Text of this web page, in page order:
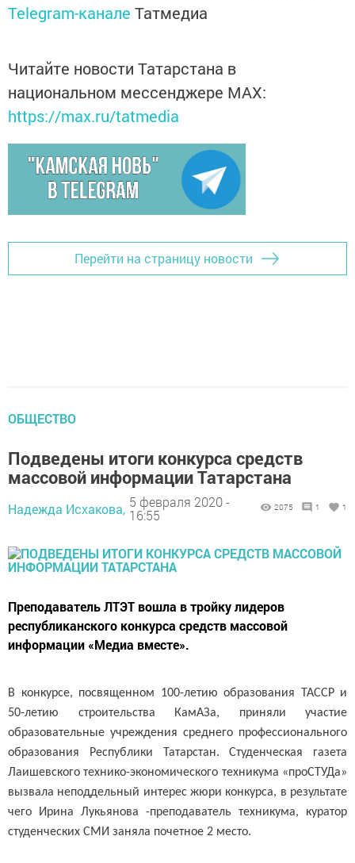
Telegram-канале Татмедиа
Читайте новости Татарстана в
национальном мессенджере MАХ:
https://max.ru/tatmedia
Перейти на страницу новости
ОБЩЕСТВО
Подведены итоги конкурса средств
массовой информации Татарстана
Надежда Исхакова, 5 февраля 2020 -
16:55
2075 1 1
Преподаватель ЛТЭТ вошла в тройку лидеров
республиканского конкурса средств массовой
информации «Медиа вместе».
В конкурсе, посвященном 100-летию образования ТАССР и
50-летию строительства КамАЗа, приняли участие
образовательные учреждения среднего профессионального
образования Республики Татарстан. Студенческая газета
Лаишевского технико-экономического техникума «проСТУДа»
вызвала неподдельный интерес жюри конкурса, в результате
чего Ирина Лукьянова -преподаватель техникума, куратор
студенческих СМИ заняла почетное 2 место.